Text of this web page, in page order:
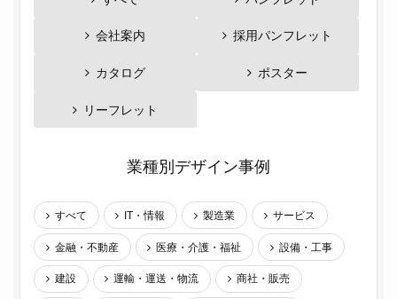
会社案内 採用パンフレット
カタログ ポスター
リーフレット
業種別デザイン事例
すべて IT・情報 製造業 サービス
金融・不動産 医療・介護・福祉 設備・工事
建設 運輸・運送・物流 商社・販売